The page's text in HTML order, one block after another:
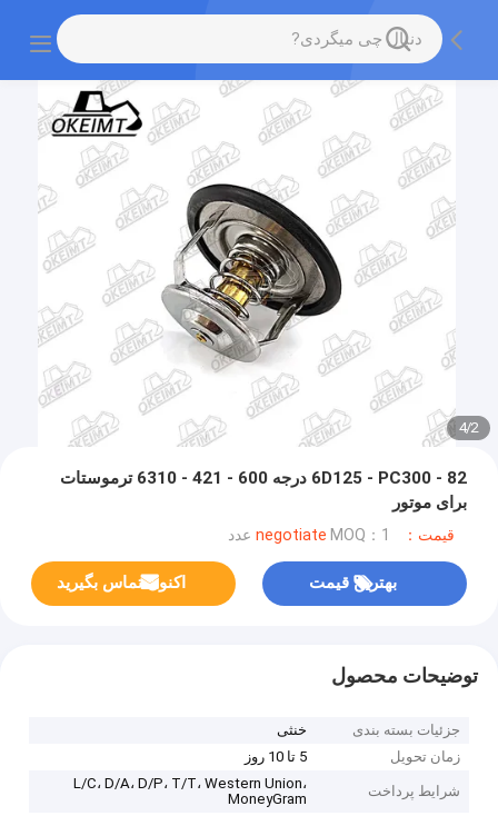
2
/
4
6D125 - PC300 - 82 درجه 600 - 421 - 6310 ترموستات
برای موتور
قیمت：negotiate MOQ：1 عدد
بهترین قیمت اکنون تماس بگیرید
توضیحات محصول
جزئیات بسته بندی
خنثی
زمان تحویل
5 تا 10 روز
شرایط پرداخت
L/C، D/A، D/P، T/T، Western Union،
MoneyGram